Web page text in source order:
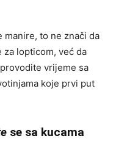
manire, to ne znači da
lopticom, već da
vrijeme sa
koje prvi put
se sa kucama